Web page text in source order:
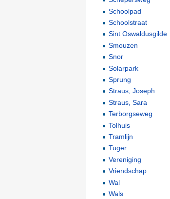
Schoolpad
Schoolstraat
Sint Oswaldusgilde
Smouzen
Snor
Solarpark
Sprung
Straus, Joseph
Straus, Sara
Terborgseweg
Tolhuis
Tramlijn
Tuger
Vereniging
Vriendschap
Wal
Wals